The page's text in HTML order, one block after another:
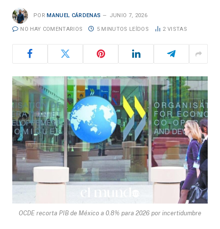
POR MANUEL CÁRDENAS JUNIO 7, 2026
NO HAY COMENTARIOS 5 MINUTOS LEÍDOS 2 VISTAS
OCDE recorta PIB de México a 0.8% para 2026 por incertidumbre